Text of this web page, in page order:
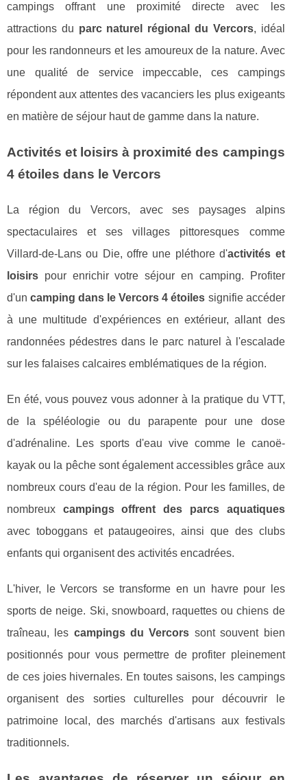
campings offrant une proximité directe avec les
attractions du parc naturel régional du Vercors, idéal
pour les randonneurs et les amoureux de la nature. Avec
une qualité de service impeccable, ces campings
répondent aux attentes des vacanciers les plus exigeants
en matière de séjour haut de gamme dans la nature.
Activités et loisirs à proximité des campings
4 étoiles dans le Vercors
La région du Vercors, avec ses paysages alpins
spectaculaires et ses villages pittoresques comme
Villard-de-Lans ou Die, offre une pléthore d'activités et
loisirs pour enrichir votre séjour en camping. Profiter
d'uncamping dans le Vercors 4 étoiles signifie accéder
à une multitude d'expériences en extérieur, allant des
randonnées pédestres dans le parc naturel à l'escalade
sur les falaises calcaires emblématiques de la région.
En été, vous pouvez vous adonner à la pratique du VTT,
de la spéléologie ou du parapente pour une dose
d'adrénaline. Les sports d'eau vive comme le canoë-
kayak ou la pêche sont également accessibles grâce aux
nombreux cours d'eau de la région. Pour les familles, de
nombreux campings offrent des parcs aquatiques
avec toboggans et pataugeoires, ainsi que des clubs
enfants qui organisent des activités encadrées.
L'hiver, le Vercors se transforme en un havre pour les
sports de neige. Ski, snowboard, raquettes ou chiens de
traîneau, les campings du Vercors sont souvent bien
positionnés pour vous permettre de profiter pleinement
de ces joies hivernales. En toutes saisons, les campings
organisent des sorties culturelles pour découvrir le
patrimoine local, des marchés d'artisans aux festivals
traditionnels.